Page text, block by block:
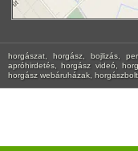
horgászat, horgász, bojlizás,
apróhirdetés, horgász videó,
horgász webáruházak,